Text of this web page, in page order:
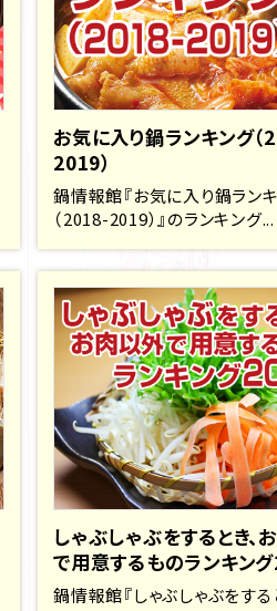
お気に入り鍋ランキング
2019）
鍋情報館『お気に入り鍋ラン
（2018-2019）』のランキング...
しゃぶしゃぶをするとき、
で用意するものランキン
鍋情報館『しゃぶしゃぶをする